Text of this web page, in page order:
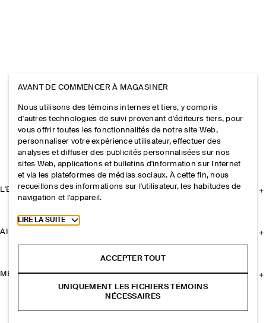
L'ENTREPRISE
AIDE
MENTIONS LÉGALES
AVANT DE COMMENCER À MAGASINER
Nous utilisons des témoins internes et tiers, y compris
d'autres technologies de suivi provenant d'éditeurs tiers, pour
vous offrir toutes les fonctionnalités de notre site Web,
personnaliser votre expérience utilisateur, effectuer des
analyses et diffuser des publicités personnalisées sur nos
sites Web, applications et bulletins d'information sur Internet
et via les plateformes de médias sociaux. À cette fin, nous
recueillons des informations sur l'utilisateur, les habitudes de
navigation et l'appareil.
Toggle more cookie information
LIRE LA SUITE
ACCEPTER TOUT
UNIQUEMENT LES FICHIERS TÉMOINS
NÉCESSAIRES